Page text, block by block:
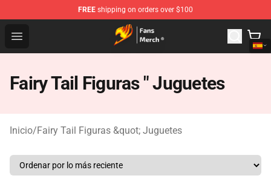
FREE shipping on orders over $100
Open menu
Fairy Tail Store - Official Fairy Tail Merchandise Shop
Fairy Tail Figuras " Juguetes
Inicio/Fairy Tail Figuras &quot; Juguetes